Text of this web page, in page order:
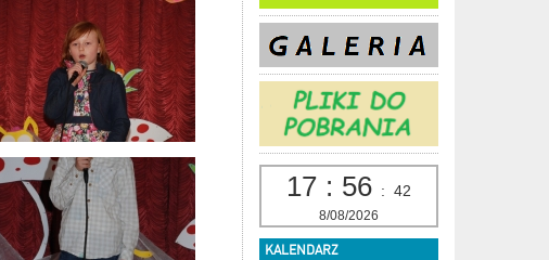
17 : 56 : 43
8/08/2026
KALENDARZ